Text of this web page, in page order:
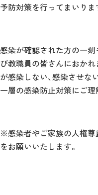
予防対策を行ってまいりま
感染が確認された方の一
び教職員の皆さんにおかれ
が感染しない、感染させな
一層の感染防止対策にご理
※感染者やご家族の人権尊
をお願いいたします。